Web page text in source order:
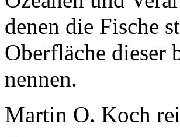
denen die Fische
Oberfläche dieser
nennen.
Martin O. Koch